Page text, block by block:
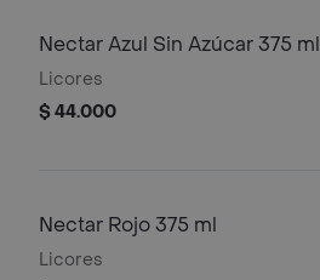
Nectar Azul Sin Azúcar 375 ml
Licores
$ 44.000
Nectar Rojo 375 ml
Licores